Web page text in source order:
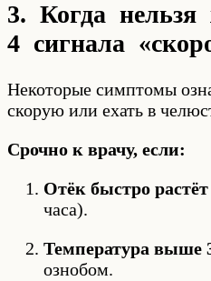
3. Когда
4 сигнала
Некоторые симптомы
скорую или ехать в
Срочно к врачу, если:
Отёк быстро растёт
часа).
Температура выше
ознобом.